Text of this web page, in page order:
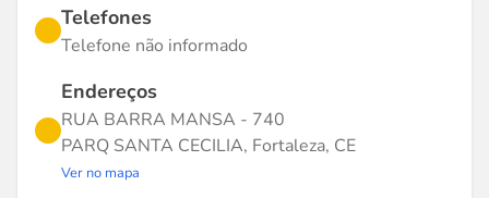
Telefones
Telefone não informado
Endereços
RUA BARRA MANSA - 740
PARQ SANTA CECILIA, Fortaleza, CE
Ver no mapa